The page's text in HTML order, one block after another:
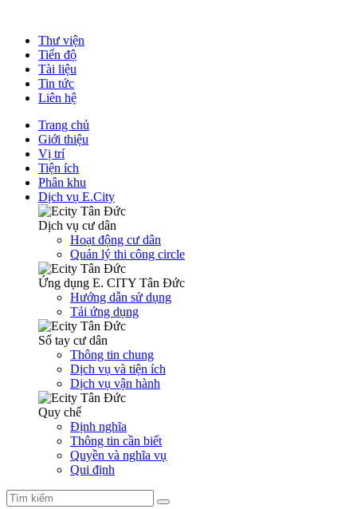
Thư viện
Tiến độ
Tài liệu
Tin tức
Liên hệ
Trang chủ
Giới thiệu
Vị trí
Tiện ích
Phân khu
Dịch vụ E.City
Dịch vụ cư dân
Hoạt động cư dân
Quản lý thi công circle
Ứng dụng E. CITY Tân Đức
Hướng dẫn sử dụng
Tải ứng dụng
Sổ tay cư dân
Thông tin chung
Dịch vụ và tiện ích
Dịch vụ vận hành
Quy chế
Định nghĩa
Thông tin cần biết
Quyền và nghĩa vụ
Qui định